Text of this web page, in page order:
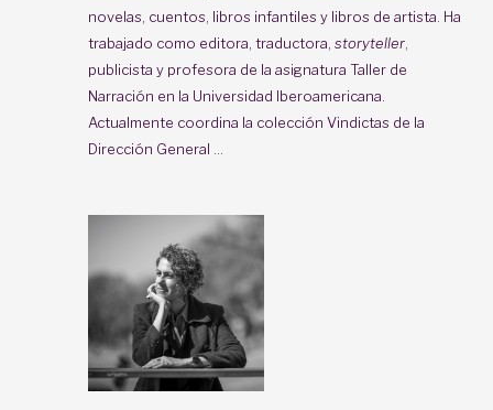
novelas, cuentos, libros infantiles y libros de artista. Ha
trabajado como editora, traductora, storyteller
publicista y profesora de la asignatura Taller de
Narración en la Universidad Iberoamericana.
Actualmente coordina la colección Vindictas de la
Dirección General ...